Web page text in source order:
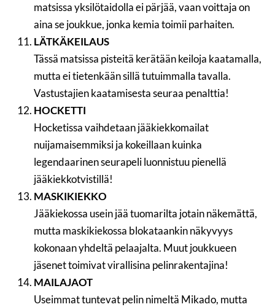
matsissa yksilötaidolla ei pärjää, vaan voittaja on
aina se joukkue, jonka kemia toimii parhaiten.
LÄTKÄKEILAUS
Tässä matsissa pisteitä kerätään keiloja kaatamalla,
mutta ei tietenkään sillä tutuimmalla tavalla.
Vastustajien kaatamisesta seuraa penalttia!
HOCKETTI
Hocketissa vaihdetaan jääkiekkomailat
nuijamaisemmiksi ja kokeillaan kuinka
legendaarinen seurapeli luonnistuu pienellä
jääkiekkotvistillä!
MASKIKIEKKO
Jääkiekossa usein jää tuomarilta jotain näkemättä,
mutta maskikiekossa blokataankin näkyvyys
kokonaan yhdeltä pelaajalta. Muut joukkueen
jäsenet toimivat virallisina pelinrakentajina!
MAILAJAOT
Useimmat tuntevat pelin nimeltä Mikado, mutta